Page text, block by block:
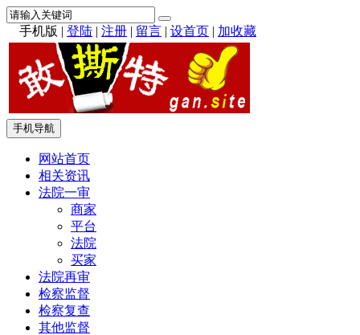
手机版 | 登陆 | 注册 | 留言 | 设首页 | 加收藏
手机导航
网站首页
相关资讯
法院一审
商家
平台
法院
买家
法院再审
检察监督
检察复查
其他监督